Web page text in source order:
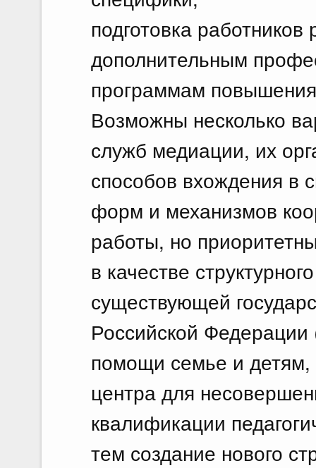
подготовка
дополнительным
программам
Возможны несколько
служб медиации, их
способов вхождения в
форм и механизмов
работы, но
в качестве
существующей
Российской
помощи семье и детям,
центра для
квалификации
тем создание нового